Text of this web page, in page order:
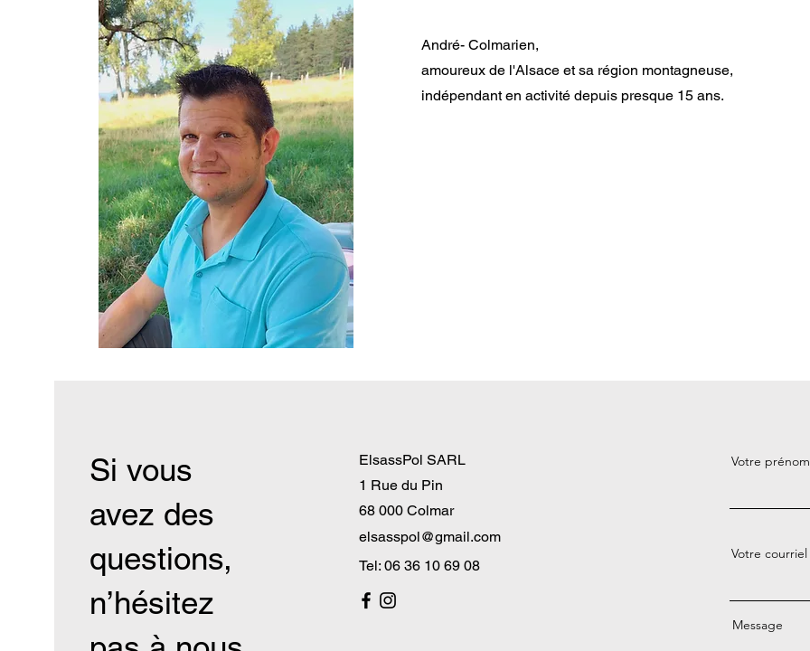
André- Colmarien,
amoureux de l'Alsace et sa région montagneuse,
indépendant en activité depuis presque 15 ans.
Si vous
avez des
questions,
n’hésitez
ElsassPol SARL
1 Rue du Pin
68 000 Colmar
elsasspol@gmail.com
Tel: 06 36 10 69 08
Votre prénom
Votre courriel
Message